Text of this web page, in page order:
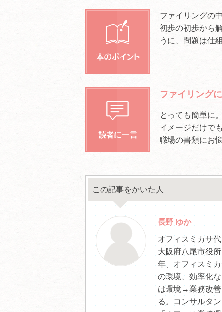
ファイリングの
初歩の初歩から
うに、問題は仕
ファイリング
とっても簡単に
イメージだけで
職場の書類にお
この記事をかいた人
長野 ゆか
オフィスミカサ
大阪府八尾市役
年、オフィスミ
の環境、効率化
は環境→業務改善
る。コンサルタ